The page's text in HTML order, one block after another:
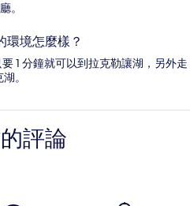
。
環境怎麼樣？
1 分鐘就可以到拉克勒讓湖，另外走
。
評論